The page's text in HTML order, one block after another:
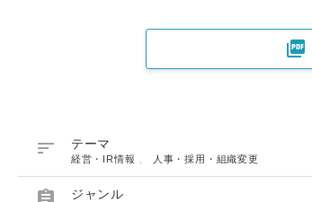

 テーマ
経営・IR情報 人事・採用・組織変更
ジャンル